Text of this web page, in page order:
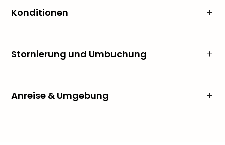
Konditionen
Stornierung und Umbuchung
Anreise & Umgebung